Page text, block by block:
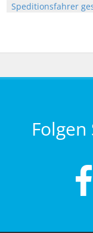
Speditionsfahrer
Folgen